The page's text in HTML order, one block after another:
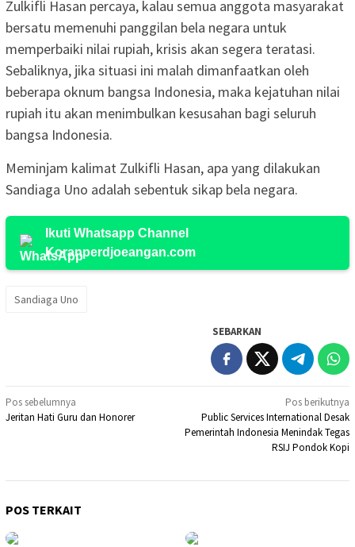
Zulkifli Hasan percaya, kalau semua anggota masyarakat
bersatu memenuhi panggilan bela negara untuk
memperbaiki nilai rupiah, krisis akan segera teratasi.
Sebaliknya, jika situasi ini malah dimanfaatkan oleh
beberapa oknum bangsa Indonesia, maka kejatuhan nilai
rupiah itu akan menimbulkan kesusahan bagi seluruh
bangsa Indonesia.
Meminjam kalimat Zulkifli Hasan, apa yang dilakukan
Sandiaga Uno adalah sebentuk sikap bela negara.
Ikuti Whatsapp Channel
Koranperdjoeangan.com
Sandiaga Uno
SEBARKAN
Navigasi
pos
Pos sebelumnya
Jeritan Hati Guru dan Honorer
Pos berikutnya
Public Services International Desak
Pemerintah Indonesia Menindak Tegas
RSIJ Pondok Kopi
POS TERKAIT